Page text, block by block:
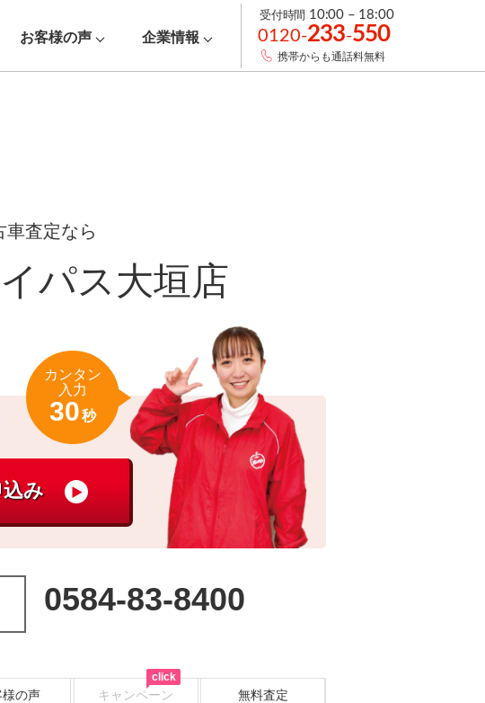
お客様の声 企業情報
受付時間 10:00 – 18:00
0120-233-550
携帯からも通話料無料
車査定なら
パス大垣店
カンタン
入力
30秒
0584-83-8400
様の声 キャンペーン 無料査定
click